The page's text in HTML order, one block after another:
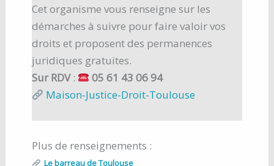
Cet organisme vous renseigne sur les
démarches à suivre pour faire valoir vos
droits et proposent des permanences
juridiques gratuites.
Sur RDV:
05 61 43 06 94
Maison-Justice-Droit-Toulouse
Plus de renseignements :
Le barreau de Toulouse